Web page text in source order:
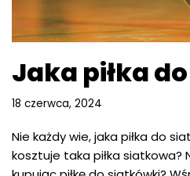
Jaka piłka
18 czerwca, 2024
Nie każdy wie, jaka piłka do
kosztuje taka piłka siatkowa?